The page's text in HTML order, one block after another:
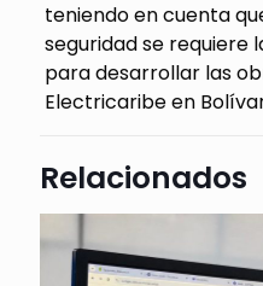
teniendo en cuenta
seguridad se requiere
para desarrollar las
Electricaribe en
Relacionados